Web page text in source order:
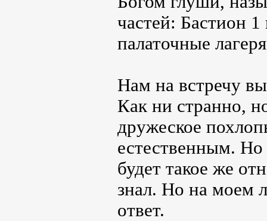
частей: Бастион
палаточные
Нам на встречу
Как ни странно,
дружеское
естественным. Но
будет такое же
знал. Но на моем
ответ.